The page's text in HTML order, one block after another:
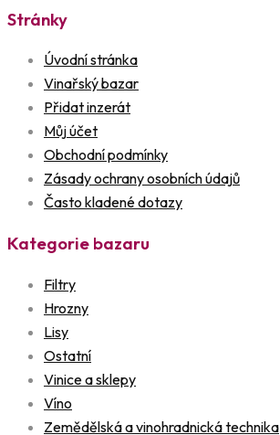
Stránky
Úvodní stránka
Vinařský bazar
Přidat inzerát
Můj účet
Obchodní podmínky
Zásady ochrany osobních údajů
Často kladené dotazy
Kategorie bazaru
Filtry
Hrozny
Lisy
Ostatní
Vinice a sklepy
Víno
Zemědělská a vinohradnická technika